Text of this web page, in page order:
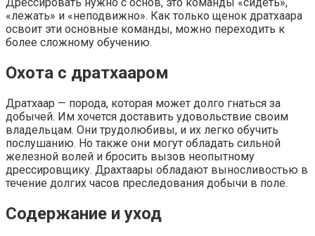
«лежать» и «неподвижно». Как только щенок дратхаара
освоит эти основные команды, можно переходить к
более сложному обучению.
Охота с дратхааром
Дратхаар — порода, которая может долго гнаться за
добычей. Им хочется доставить удовольствие своим
владельцам. Они трудолюбивы, и их легко обучить
послушанию. Но также они могут обладать сильной
железной волей и бросить вызов неопытному
дрессировщику. Драхтаары обладают выносливостью в
течение долгих часов преследования добычи в поле.
Содержание и уход